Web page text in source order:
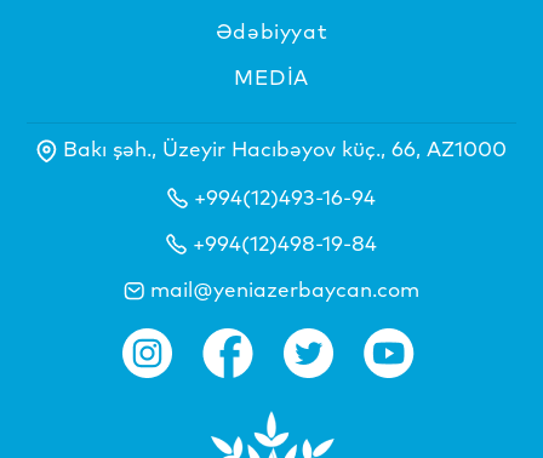
Ədəbiyyat
MEDİA
Bakı şəh., Üzeyir Hacıbəyov küç., 66, AZ1000
+994(12)493-16-94
+994(12)498-19-84
mail@yeniazerbaycan.com